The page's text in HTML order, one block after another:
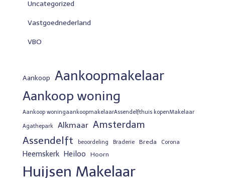
Uncategorized
Vastgoednederland
VBO
Aankoop Aankoopmakelaar
Aankoop woning
Aankoop woningaankoopmakelaarAssendelfthuis kopenMakelaar
Agathepark Alkmaar Amsterdam
Assendelft beoordeling Braderie Breda Corona
Heemskerk Heiloo Hoorn
Huijsen Makelaar